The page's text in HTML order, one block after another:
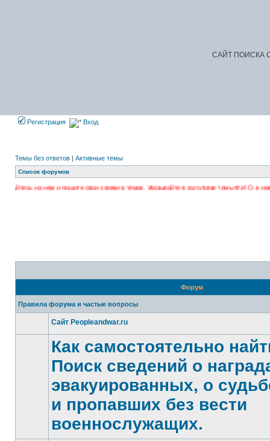
САЙТ ПОИСКА
Регистрация Вход
Темы без ответов | Активные темы
Список форумов
пишите свои заявки в темах. Указывайте в заголовке темы Ф.И.О. в именительном
Форум
Правила форума и частые вопросы
Нет
непрочитанных
сообщений
Сайт Peopleandwar.ru
непрочитанных
сообщений
Как самостоятельно
Поиск сведений о
эвакуированных, о
и пропавших без вести
военнослужащих.